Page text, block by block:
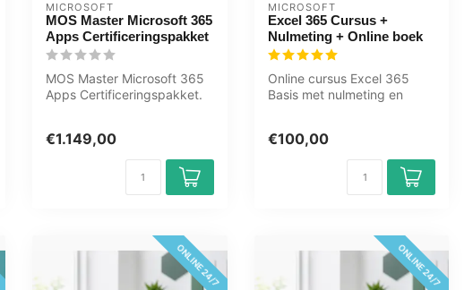
MICROSOFT
MOS Master Microsoft 365
Apps Certificeringspakket
MOS Master Microsoft 365
Apps Certificeringspakket.
€1.149,00
MICROSOFT
Excel 365 Cursus +
Nulmeting + Online boek
Online cursus Excel 365
Basis met nulmeting en
€100,00
ONLINE 24/7 ONLINE 24/7